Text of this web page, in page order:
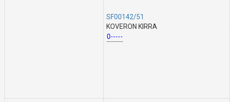
SF00142/51
KOVERON KIRRA
0-----